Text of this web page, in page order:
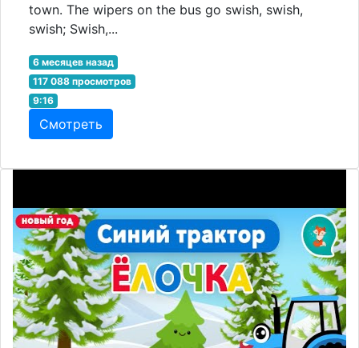
town. The wipers on the bus go swish, swish,
swish; Swish,...
6 месяцев назад
117 088 просмотров
9:16
Смотреть